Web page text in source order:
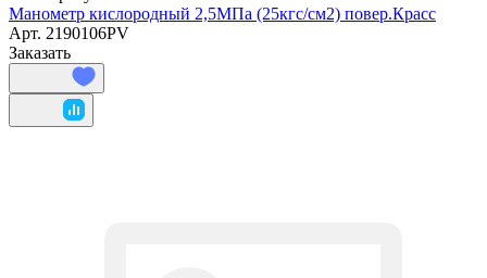
Манометр кислородный 2,5МПа (25кгс/см2) повер.Красс
Арт. 2190106PV
Заказать